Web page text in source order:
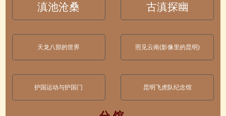
滇池沧桑 古滇探幽
天龙八部的世界 照见云南(影像里的昆明)
护国运动与护国门 昆明飞虎队纪念馆